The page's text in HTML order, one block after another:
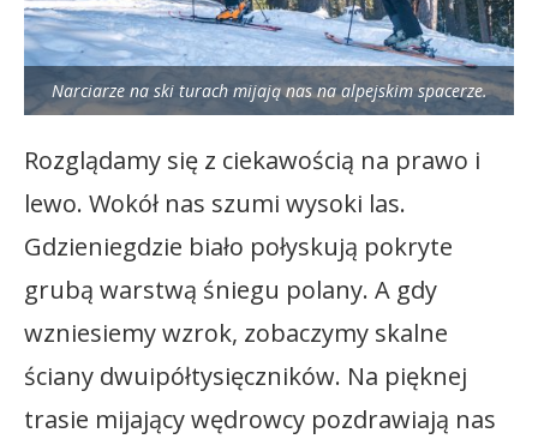
Narciarze na ski turach mijają nas na alpejskim spacerze.
Rozglądamy się z ciekawością na prawo i
lewo. Wokół nas szumi wysoki las.
Gdzieniegdzie biało połyskują pokryte
grubą warstwą śniegu polany. A gdy
wzniesiemy wzrok, zobaczymy skalne
ściany dwuipółtysięczników. Na pięknej
trasie mijający wędrowcy pozdrawiają nas